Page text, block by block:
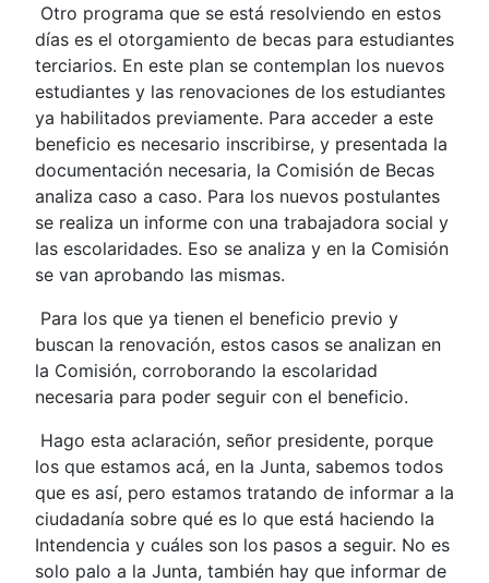
Otro programa que se está resolviendo en estos
días es el otorgamiento de becas para estudiantes
terciarios. En este plan se contemplan los nuevos
estudiantes y las renovaciones de los estudiantes
ya habilitados previamente. Para acceder a este
beneficio es necesario inscribirse, y presentada la
documentación necesaria, la Comisión de Becas
analiza caso a caso. Para los nuevos postulantes
se realiza un informe con una trabajadora social y
las escolaridades. Eso se analiza y en la Comisión
se van aprobando las mismas.
Para los que ya tienen el beneficio previo y
buscan la renovación, estos casos se analizan en
la Comisión, corroborando la escolaridad
necesaria para poder seguir con el beneficio.
Hago esta aclaración, señor presidente, porque
los que estamos acá, en la Junta, sabemos todos
que es así, pero estamos tratando de informar a la
ciudadanía sobre qué es lo que está haciendo la
Intendencia y cuáles son los pasos a seguir. No es
solo palo a la Junta, también hay que informar de